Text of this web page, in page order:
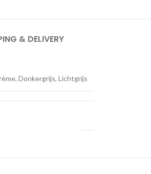
& DELIVERY
Donkergrijs, Lichtgrijs